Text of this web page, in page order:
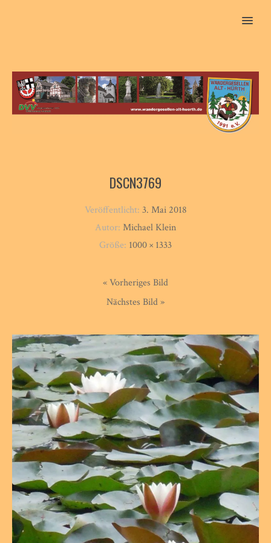
MENU
DSCN3769
Veröffentlicht: 3. Mai 2018
Autor: Michael Klein
Größe: 1000 × 1333
« Vorheriges Bild
Nächstes Bild »